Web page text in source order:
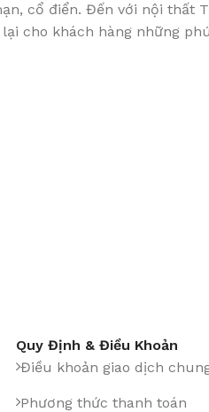
cổ điển. Đến với nội thất
cho khách hàng những
Quy Định & Điều Khoản
Điều khoản giao dịch
Phương thức thanh toán